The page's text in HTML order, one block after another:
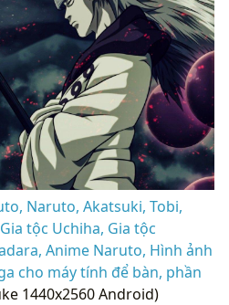
Naruto, Akatsuki, Tobi,
tộc Uchiha, Gia tộc
Anime Naruto, Hình ảnh
cho máy tính để bàn, phần
1440x2560 Android)